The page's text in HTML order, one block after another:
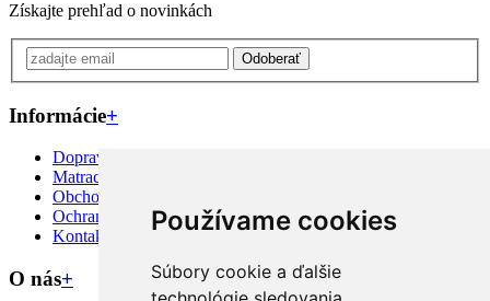
Používame cookies
Súbory cookie a ďalšie
Získajte prehľad o novinkách
Odoberať
Informácie+
Doprava priamo k Vám
Matrac na mieru?
Obchodné podmienky
Ochrana osobných údajov
Kontakt
O nás+